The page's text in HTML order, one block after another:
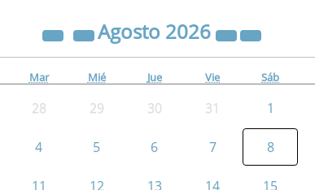
Agosto 2026
Mar Mié Jue Vie Sáb
28 29 30 31 1
4 5 6 7 8
11 12 13 14 15